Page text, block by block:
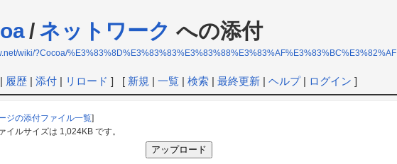
/ ネットワーク への添付
wiki/?Cocoa/%E3%83%8D%E3%83%83%E3%83%88%E3%83%AF%E3%83%BC%E3%82%AF
| 履歴| 添付| リロード ] [ 新規 | 一覧| 検索| 最終更新| ヘルプ| ログイン ]
ジの添付ファイル一覧]
イルサイズは 1,024KB です。